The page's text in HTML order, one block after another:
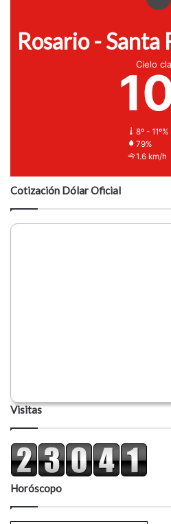
Rosario - Santa
Cielo
8º - 11º%
79%
1.6 km/h
Cotización Dólar Oficial
Visitas
Horóscopo